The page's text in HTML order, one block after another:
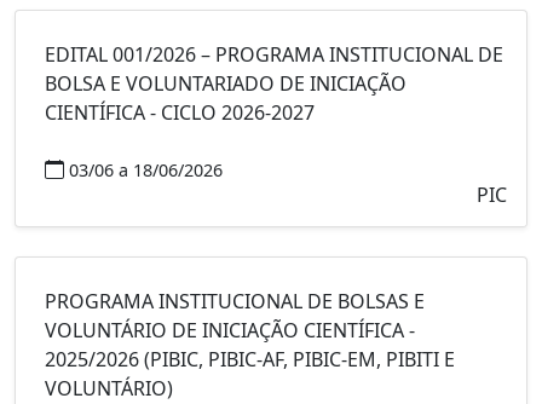
EDITAL 001/2026 – PROGRAMA INSTITUCIONAL DE
BOLSA E VOLUNTARIADO DE INICIAÇÃO
CIENTÍFICA - CICLO 2026-2027
03/06 a 18/06/2026
PIC
PROGRAMA INSTITUCIONAL DE BOLSAS E
VOLUNTÁRIO DE INICIAÇÃO CIENTÍFICA -
2025/2026 (PIBIC, PIBIC-AF, PIBIC-EM, PIBITI E
VOLUNTÁRIO)